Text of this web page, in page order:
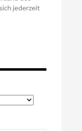
jederzeit